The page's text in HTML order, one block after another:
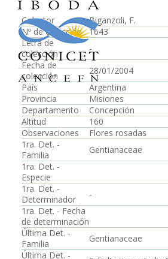
Colector
Biganzoli, F.
Nº de colección
1643
Letra de
colección
-
Fecha de
colección
28/01/2004
País
Argentina
Provincia
Misiones
Departamento
Concepción
Altitud
160
Observaciones
Flores rosadas
1ra. Det. -
Familia
Gentianaceae
1ra. Det. -
Especie
1ra. Det. -
Determinador
-
1ra. Det. - Fecha
de determinación
Última Det. -
Familia
Gentianaceae
Última Det. -